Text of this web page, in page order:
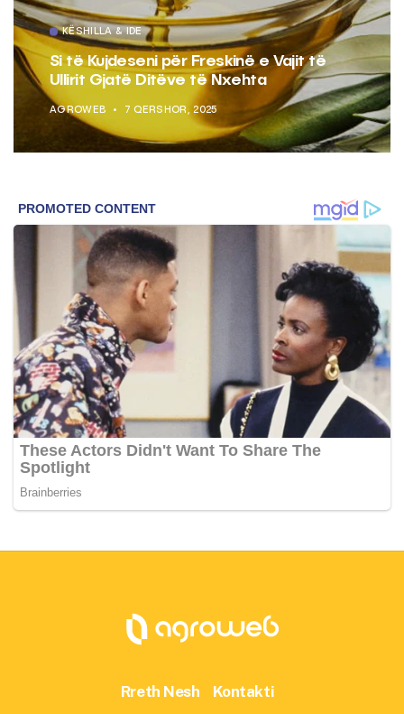
KËSHILLA & IDE
Si të Kujdeseni për Freskinë e Vajit të
Ullirit Gjatë Ditëve të Nxehta
AGROWEB 7 QERSHOR, 2025
Rreth Nesh Kontakti